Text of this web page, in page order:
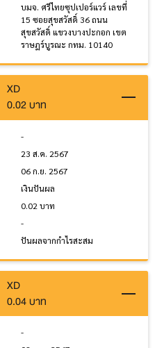
บมจ. ศรีไทยซุปเปอร์แวร์ เลขที่
15 ซอยสุขสวัสดิ์ 36 ถนน
สุขสวัสดิ์ แขวงบางปะกอก เขต
ราษฎร์บูรณะ กทม. 10140
XD
0.02 บาท
-
23 ส.ค. 2567
06 ก.ย. 2567
เงินปันผล
0.02 บาท
-
ปันผลจากกำไรสะสม
XD
0.04 บาท
-